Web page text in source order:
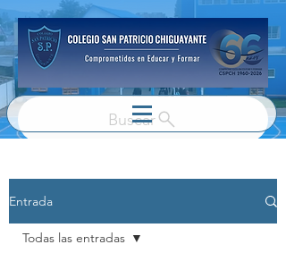
Buscar
Entrada
Todas las entradas